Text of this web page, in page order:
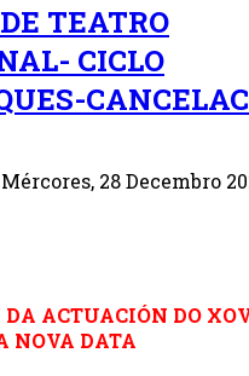
TEATRO
CICLO
28 Decembro
ACTUACIÓN DO
NOVA DATA